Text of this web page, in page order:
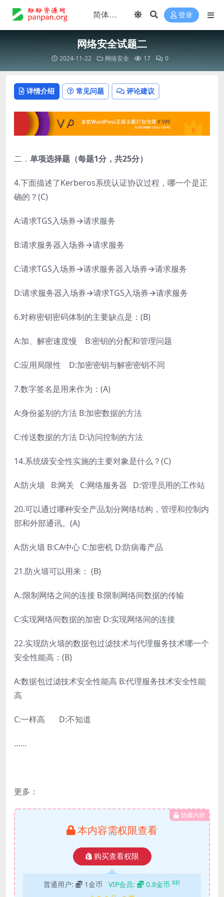
登录
网络安全试题二
2024-11-22 网络安全 17 0
详情介绍 常见问题 评论建议
二． 单项选择题（每题1分，共25分）
4.下面描述了Kerberos系统认证协议过程，哪一个是正
确的？(C)
A:请求TGS入场券→请求服务
B:请求服务器入场券→请求服务
C:请求TGS入场券→请求服务器入场券→请求服务
D:请求服务器入场券→请求TGS入场券→请求服务
6.对称密钥密码体制的主要缺点是：(B)
A:加、解密速度慢 B:密钥的分配和管理问题
C:应用局限性 D:加密密钥与解密密钥不同
7.数字签名是用来作为：(A)
A:身份鉴别的方法 B:加密数据的方法
C:传送数据的方法 D:访问控制的方法
14.系统级安全性实施的主要对象是什么？(C)
A:防火墙 B:网关 C:网络服务器 D:管理员用的工作站
20.可以通过哪种安全产品划分网络结构，管理和控制内
部和外部通讯。(A)
A:防火墙 B:CA中心 C:加密机 D:防病毒产品
21.防火墙可以用来： (B)
A.:限制网络之间的连接 B:限制网络间数据的传输
C:实现网络间数据的加密 D:实现网络间的连接
22.实现防火墙的数据包过滤技术与代理服务技术哪一个
安全性能高：(B)
A:数据包过滤技术安全性能高 B:代理服务技术安全性能
高
C:一样高 D:不知道
……
更多：
隐藏内容
本内容需权限查看
购买查看权限
普通用户: 1金币 VIP会员: 0.8金币 8折